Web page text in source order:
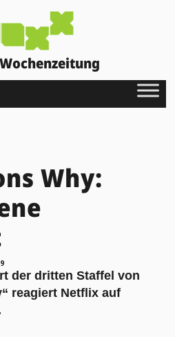
Why:
der dritten Staffel von
reagiert Netflix auf